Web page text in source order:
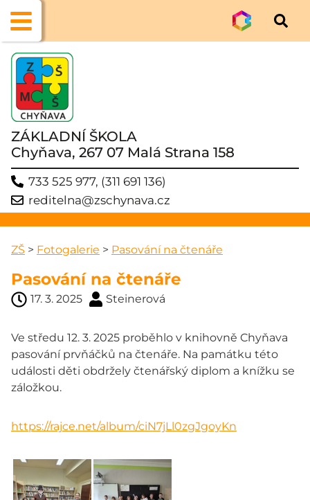
ZÁKLADNÍ ŠKOLA
Chyňava, 267 07 Malá Strana 158
733 525 977, (311 691 136)
reditelna@zschynava.cz
ZŠ > Fotogalerie > Pasování na čtenáře
Pasování na čtenáře
17. 3. 2025 Steinerová
Ve středu 12. 3. 2025 proběhlo v knihovně Chyňava
pasování prvňáčků na čtenáře. Na památku této
události děti obdržely čtenářský diplom a knížku se
záložkou.
https://rajce.net/album/ciN7jLl0zgJgoyKn